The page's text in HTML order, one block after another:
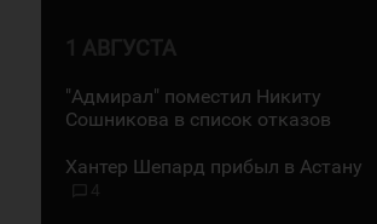
1 АВГУСТА
"Адмирал" поместил Никиту
Сошникова в список отказов
Хантер Шепард прибыл в Астану
4